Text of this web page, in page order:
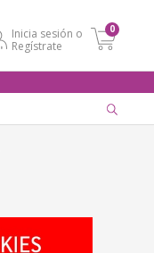
Inicia sesión o
Regístrate
0